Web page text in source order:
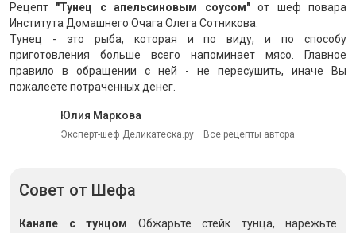
Рецепт "Тунец с апельсиновым соусом"от шеф повара
Института Домашнего Очага Олега Сотникова.
Тунец - это рыба, которая и по виду, и по способу
приготовления больше всего напоминает мясо. Главное
правило в обращении с ней - не пересушить, иначе Вы
пожалеете потраченных денег.
Юлия Маркова
Эксперт-шеф Деликатеска.ру Все рецепты автора
Совет от Шефа
Канапе с тунцом Обжарьте стейк тунца, нарежьте